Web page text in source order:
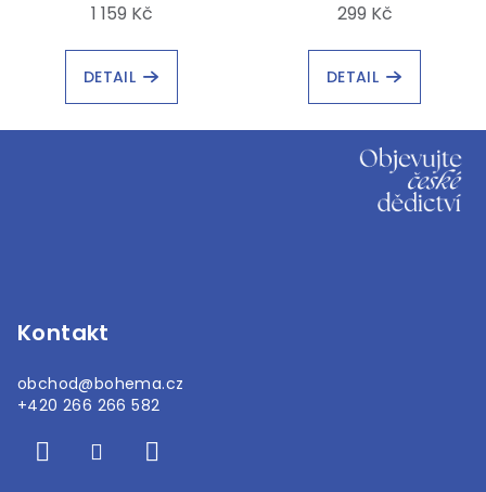
1 159 Kč
DETAIL
299 Kč
DETAIL
Kontakt
obchod@bohema.cz
+420 266 266 582